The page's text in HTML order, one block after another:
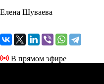
Елена Шуваева
В прямом эфире